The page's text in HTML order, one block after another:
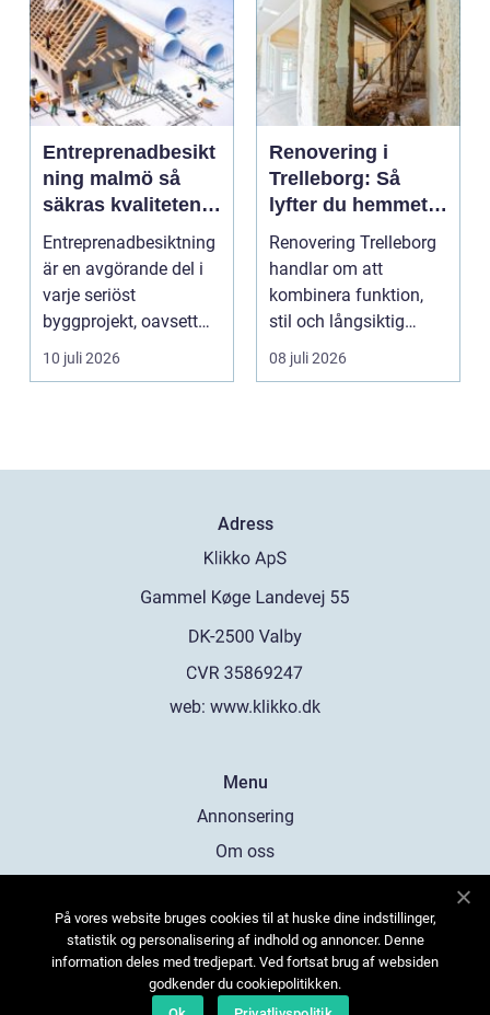
Entreprenadbesikt
ning malmö så
säkras kvaliteten i
byggprojekt
Entreprenadbesiktning
är en avgörande del i
varje seriöst
byggprojekt, oavsett
om det handlar om en
10 juli 2026
Renovering i
Trelleborg: Så
lyfter du hemmet
på ett smart sätt
Renovering Trelleborg
handlar om att
kombinera funktion,
stil och långsiktig
ekonomi i samma p...
08 juli 2026
Adress
web: www.klikko.dk
Menu
Annonsering
Om oss
Kontakta oss
Sitemap
På vores website bruges cookies til at huske dine indstillinger,
statistik og personalisering af indhold og annoncer. Denne
information deles med tredjepart. Ved fortsat brug af websiden
godkender du cookiepolitikken.